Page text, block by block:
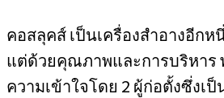
คอสลุคส์ เป็นเครื่องสำอางอีก
แต่ด้วยคุณภาพและการบริหา
ความเข้าใจโดย 2 ผู้ก่อตั้งซึ่งเ